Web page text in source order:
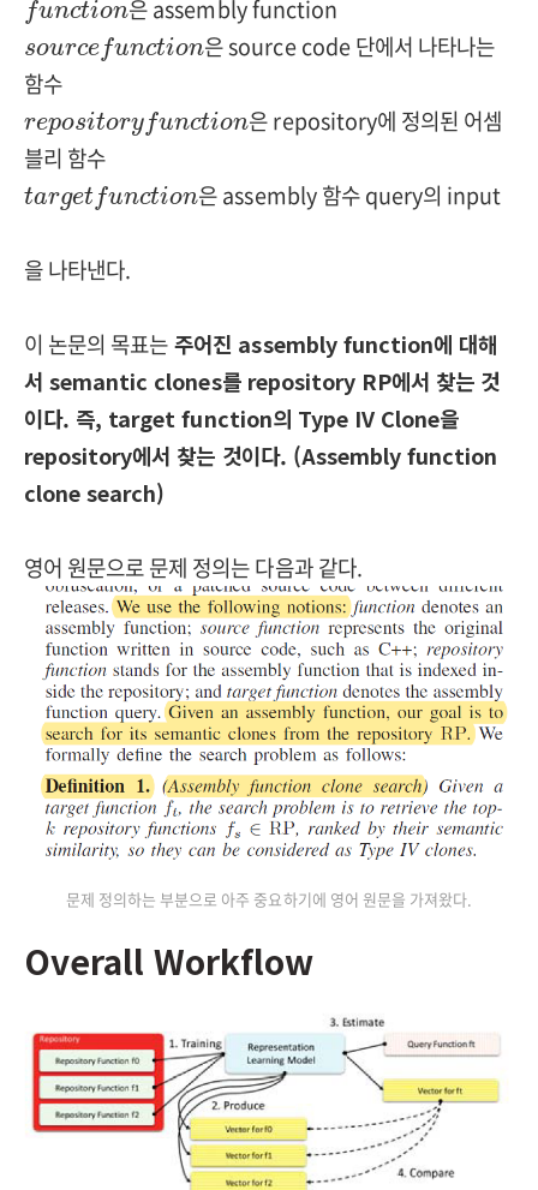
function은 assembly function
sourcefunction
sourcefunction은 source code 단에서 나타나는
함수
repositoryfunction
repositoryfunction은 repository에 정의된 어셈
블리 함수
target function
targetfunction은 assembly 함수 query의 input
을 나타낸다.
이 논문의 목표는주어진 assembly function에 대해
서 semantic clones를 repository RP에서 찾는 것
이다. 즉, target function의 Type IV Clone을
repository에서 찾는 것이다. (Assembly function
clone search)
영어 원문으로 문제 정의는 다음과 같다.
문제 정의하는 부분으로 아주 중요하기에 영어 원문을 가져왔다.
Overall Workflow